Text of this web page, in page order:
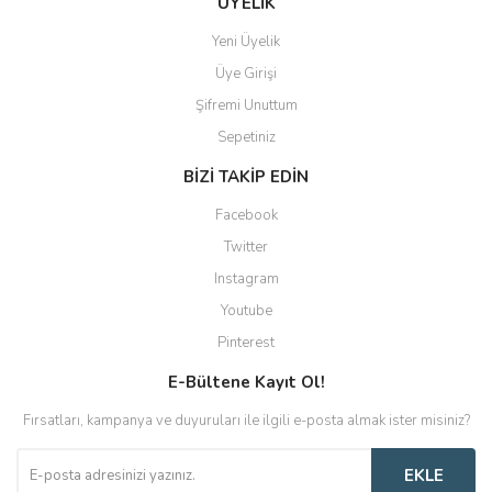
Yeni Üyelik
Üye Girişi
Şifremi Unuttum
Sepetiniz
BİZİ TAKİP EDİN
Facebook
Twitter
Instagram
Youtube
Pinterest
E-Bültene Kayıt Ol!
Fırsatları, kampanya ve duyuruları ile ilgili e-posta almak ister misiniz?
EKLE